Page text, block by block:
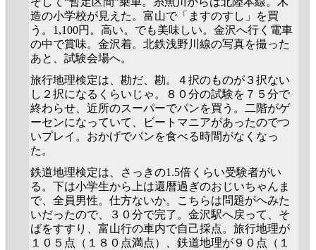
造の小学校が見えた。富山で「ますのすし」を買
う。1,100円。高い。でも美味しい。金沢へ行く電車
の中で賞味。金沢着。北鉄浅野川線の写真を撮った
あと、試験会場へ。
旅行地理検定は、勘だ、勘。４択のものが３択ない
し２択になるくらいじゃ。８０分の試験を７５分で
終わらせ、近所のスーパーでパンを買う。二階がゲ
ーセンになっていて、ビートマニアがあったのでつ
いプレイ。おかげでパンを食べる時間がなくなっ
た。
鉄道地理検定は、さっきの1.5倍くらい受験者がい
る。下は小学生から上は還暦過ぎのおじいちゃんま
で、全員男性。仕方ないか。こちらは問題がヘみた
いだったので、３０分で完了。金沢駅へ戻って、そ
ばをすすり、富山行の車内で自己採点。旅行地理が
１０５点（１８０点満点）、鉄道地理が９０点（１